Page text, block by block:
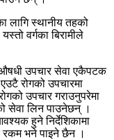
लागि स्थानीय तहको
वर्गका बिरामीले
उपचार सेवा एकैपटक
रोगको उपचारमा
उपचार गराउनुपरेमा
सेवा लिन पाउनेछन् ।
हुने निर्देशिकामा
रकम भने पाइने छैन ।